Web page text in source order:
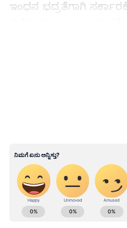
ಇಂಧನ ಭದ್ರತೆಗಾಗಿ
ಮಾಹಿತಿ ನೀಡಿದರು. ಇದಕ್ಕೆ
ಸದ್ಯದ ಸ್ಥಿತಿಯಲ್ಲಿ
ನಿರ್ವಹಣೆಗಾಗಿ ಬ್ಯಾಟರಿ
(BESS), ಪಂಪ್ಡ್
ತ್ವರಿತವಾಗಿ
ABOUT THE AUTHOR